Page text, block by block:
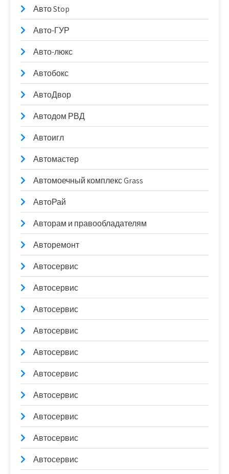
Авто Stop
Авто-ГУР
Авто-люкс
Автобокс
АвтоДвор
Автодом РВД
Автоигл
Автомастер
Автомоечный комплекс Grass
АвтоРай
Авторам и правообладателям
Авторемонт
Автосервис
Автосервис
Автосервис
Автосервис
Автосервис
Автосервис
Автосервис
Автосервис
Автосервис
Автосервис